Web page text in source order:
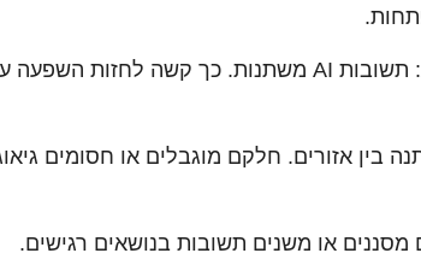
מסננים או משנים תשובות בנושאים רגישים.